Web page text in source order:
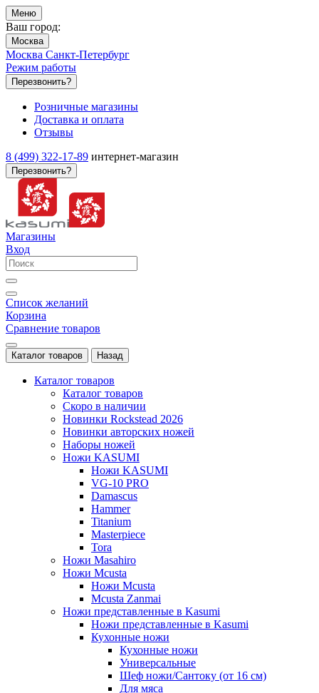
Меню
Ваш город:
Москва
Москва Санкт-Петербург
Режим работы
Перезвонить?
Розничные магазины
Доставка и оплата
Отзывы
8 (499) 322-17-89 интернет-магазин
Перезвонить?
Магазины
Вход
Список желаний
Корзина
Сравнение товаров
Каталог товаров Назад
Каталог товаров
Каталог товаров
Скоро в наличии
Новинки Rockstead 2026
Новинки авторских ножей
Наборы ножей
Ножи KASUMI
Ножи KASUMI
VG-10 PRO
Damascus
Hammer
Titanium
Masterpiece
Tora
Ножи Masahiro
Ножи Mcusta
Ножи Mcusta
Mcusta Zanmai
Ножи представленные в Kasumi
Ножи представленные в Kasumi
Кухонные ножи
Кухонные ножи
Универсальные
Шеф ножи/Сантоку (от 16 см)
Для мяса